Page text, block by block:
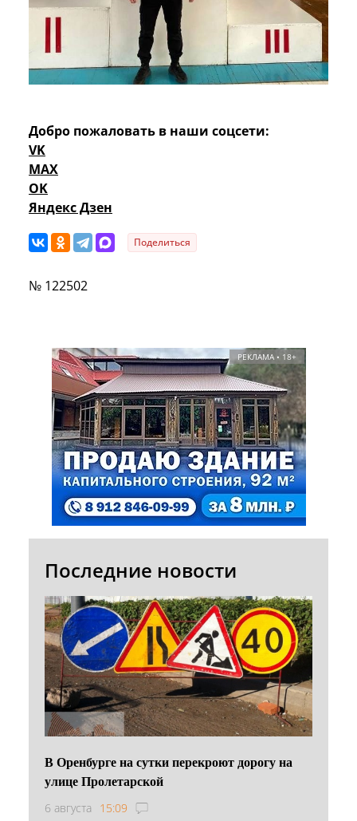
Добро пожаловать в наши соцсети:
VK
MAX
OK
Яндекс Дзен
Поделиться
№ 122502
РЕКЛАМА • 18+
Последние новости
В Оренбурге на сутки перекроют дорогу на
улице Пролетарской
6 августа 15:09